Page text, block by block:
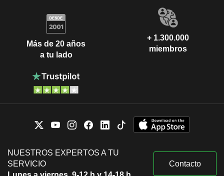
Más de 20 años
a tu lado
+ 1.300.000
miembros
NUESTROS EXPERTOS A TU
SERVICIO
Contacto